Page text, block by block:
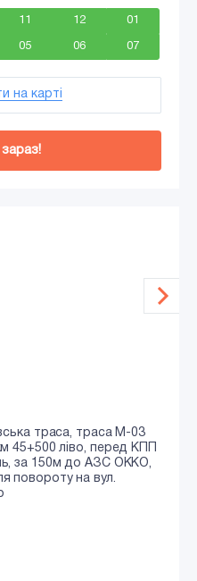
11 12 01
05 06 07
на карті
траса, траса М-03
45+500 ліво, перед КПП
за 150м до АЗС ОККО,
повороту на вул.